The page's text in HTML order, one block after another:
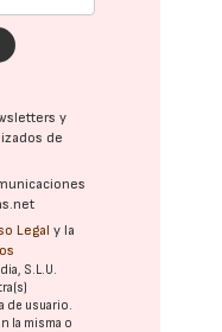
y
de
Legal y la
S.L.U.
de usuario.
la misma o